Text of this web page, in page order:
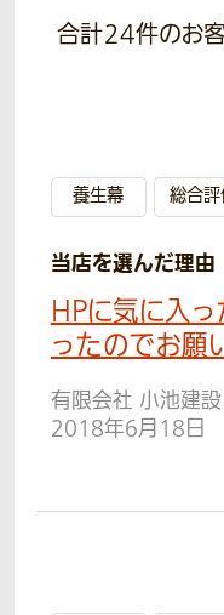
合計24件のお
養生幕 総合
当店を選んだ理由
HPに気に入
ったのでお願
有限会社 小池建
2018年6月18日